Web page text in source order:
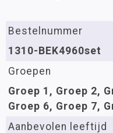
Bestelnummer
1310-BEK4960set
Groepen
Groep 1, Groep 2,
Groep 6, Groep 7,
Aanbevolen leeftijd